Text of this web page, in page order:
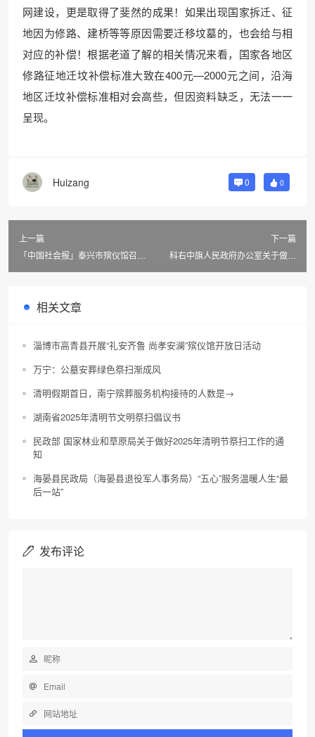
网建设，更是取得了斐然的成果！如果出现国家拆迁、征
地因为修路、建桥等等原因需要迁移坟墓的，也会给与相
对应的补偿！根据老道了解的相关情况来看，国家各地区
修路征地迁坟补偿标准大致在400元—2000元之间，沿海
地区迁坟补偿标准相对会高些，但因资料缺乏，无法一一
呈现。
Huizang 0 0
上一篇
「中国社会报」泰兴市殡仪馆召开
下一篇
科右中旗人民政府办公室关于做好
相关文章
淄博市高青县开展“礼安齐鲁 尚孝安澜”殡仪馆开放日活动
万宁：公墓安葬绿色祭扫渐成风
清明假期首日，南宁殡葬服务机构接待的人数是→
湖南省2025年清明节文明祭扫倡议书
民政部 国家林业和草原局关于做好2025年清明节祭扫工作的通
知
海晏县民政局（海晏县退役军人事务局）“五心”服务温暖人生“最
后一站”
发布评论